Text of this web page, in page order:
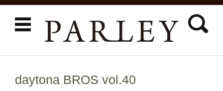
検索:
コンテンツに移動
daytona BROS vol.40